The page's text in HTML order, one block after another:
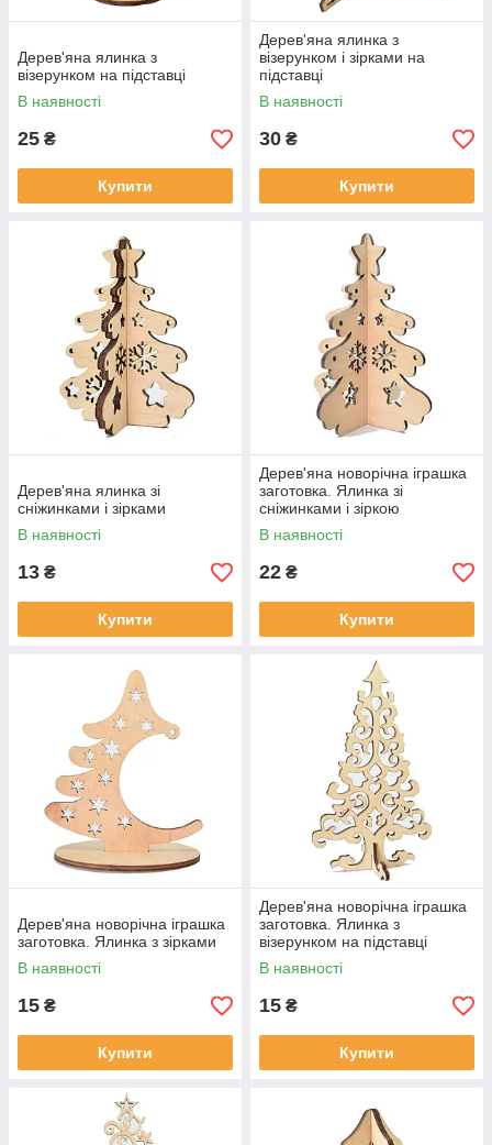
Дерев'яна ялинка з
візерунком на підставці
В наявності
25 ₴
Купити
Дерев'яна ялинка з
візерунком і зірками на
підставці
В наявності
30 ₴
Купити
Дерев'яна ялинка зі
сніжинками і зірками
В наявності
13 ₴
Купити
Дерев'яна новорічна іграшка
заготовка. Ялинка зі
сніжинками і зіркою
В наявності
22 ₴
Купити
Дерев'яна новорічна іграшка
заготовка. Ялинка з зірками
В наявності
15 ₴
Купити
Дерев'яна новорічна іграшка
заготовка. Ялинка з
візерунком на підставці
В наявності
15 ₴
Купити